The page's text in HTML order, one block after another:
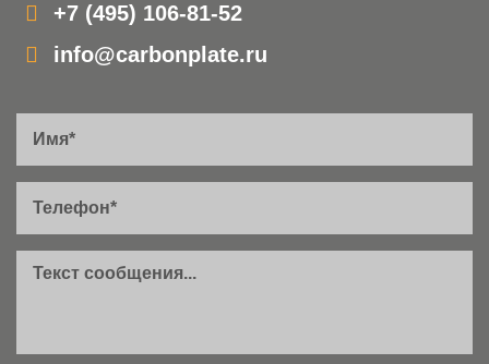
+7 (495) 106-81-52
info@carbonplate.ru